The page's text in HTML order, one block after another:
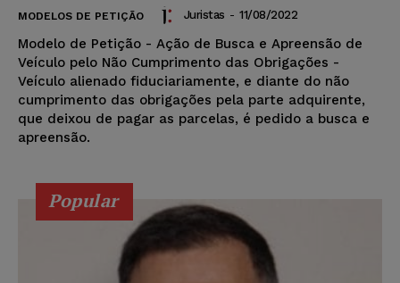
MODELOS DE PETIÇÃO Juristas - 11/08/2022
Modelo de Petição - Ação de Busca e Apreensão de
Veículo pelo Não Cumprimento das Obrigações -
Veículo alienado fiduciariamente, e diante do não
cumprimento das obrigações pela parte adquirente,
que deixou de pagar as parcelas, é pedido a busca e
apreensão.
Popular